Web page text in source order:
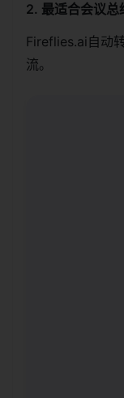
2. 最适合会议总
Fireflies.ai自动
流。